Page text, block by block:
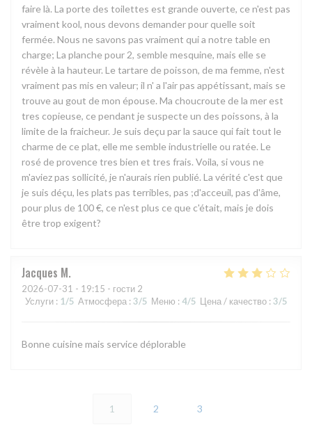
faire là. La porte des toilettes est grande ouverte, ce n'est pas
vraiment kool, nous devons demander pour quelle soit
fermée. Nous ne savons pas vraiment qui a notre table en
charge; La planche pour 2, semble mesquine, mais elle se
révèle à la hauteur. Le tartare de poisson, de ma femme, n'est
vraiment pas mis en valeur; il n' a l'air pas appétissant, mais se
trouve au gout de mon épouse. Ma choucroute de la mer est
tres copieuse, ce pendant je suspecte un des poissons, à la
limite de la fraicheur. Je suis deçu par la sauce qui fait tout le
charme de ce plat, elle me semble industrielle ou ratée. Le
rosé de provence tres bien et tres frais. Voila, si vous ne
m'aviez pas sollicité, je n'aurais rien publié. La vérité c'est que
je suis déçu, les plats pas terribles, pas ;d'acceuil, pas d'âme,
pour plus de 100 €, ce n'est plus ce que c'était, mais je dois
être trop exigent?
Jacques M
2026-07-31 - 19:15 - гости 2
Услуги : 1/5 Атмосфера : 3/5 Меню : 4/5 Цена / качество : 3/5
Bonne cuisine mais service déplorable
1 2 3